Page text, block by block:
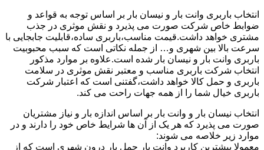
انتخاب باربری وانت بار و نیسان بار بر اساس توجه به قواعد و
ضوابط خاص شرکت صورت می پذیرد و نقش موثری در جذب
مشتری خواهد داشت.قیمت مناسب،باربری ساده،قابلیت جابجایی با
سرعت بالا بین شهری و… از جمله نکاتی است که سبب محبوبیت
باربری وانت بار و نیسان بار شده است.علاوه بر موارد مذکور
انتخاب شرکت باربری مناسب و معتبر نقش موثری در سلامت
باربری و حمل کالا خواهد داشت،گفتنی است که اعتبار شرکت
باربری خیال شما را از همه جهات راحت می کند.
انتخاب نیسان بار و وانت بار بر اساس اندازه بار و نیاز مشتریان
صورت می پذیرد که هر یک از آن ها شرایط خاص خود را دارند و در
موارد زیر خلاصه می شوند:
معمولا بیشترین کاربرد وانت بار حمل بار درون شهری است که از